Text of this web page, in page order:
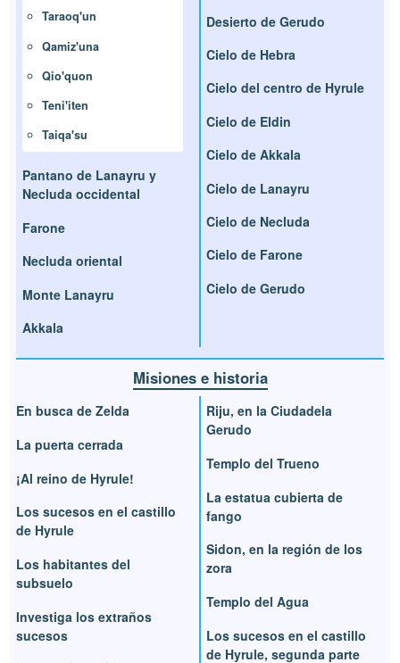
Taraoq'un
Qamiz'una
Qio'quon
Teni'iten
Taiqa'su
Pantano de Lanayru y
Necluda occidental
Farone
Necluda oriental
Monte Lanayru
Akkala
Desierto de Gerudo
Cielo de Hebra
Cielo del centro de Hyrule
Cielo de Eldin
Cielo de Akkala
Cielo de Lanayru
Cielo de Necluda
Cielo de Farone
Cielo de Gerudo
Misiones e historia
En busca de Zelda
La puerta cerrada
¡Al reino de Hyrule!
Los sucesos en el castillo
de Hyrule
Los habitantes del
subsuelo
Investiga los extraños
sucesos
Riju, en la Ciudadela
Gerudo
Templo del Trueno
La estatua cubierta de
fango
Sidon, en la región de los
zora
Templo del Agua
Los sucesos en el castillo
de Hyrule, segunda parte